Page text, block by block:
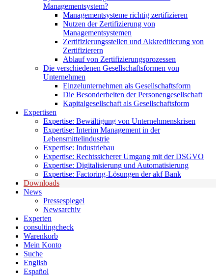
Managementsystem?
Managementsysteme richtig zertifizieren
Nutzen der Zertifizierung von
Managementsystemen
Zertifizierungsstellen und Akkreditierung von
Zertifizierern
Ablauf von Zertifizierungsprozessen
Die verschiedenen Gesellschaftsformen von
Unternehmen
Einzelunternehmen als Gesellschaftsform
Die Besonderheiten der Personengesellschaft
Kapitalgesellschaft als Gesellschaftsform
Expertisen
Expertise: Bewältigung von Unternehmenskrisen
Expertise: Interim Management in der
Lebensmittelindustrie
Expertise: Industriebau
Expertise: Rechtssicherer Umgang mit der DSGVO
Expertise: Digitalisierung und Automatisierung
Expertise: Factoring-Lösungen der akf Bank
Downloads
News
Pressespiegel
Newsarchiv
Experten
consultingcheck
Warenkorb
Mein Konto
Suche
English
Español